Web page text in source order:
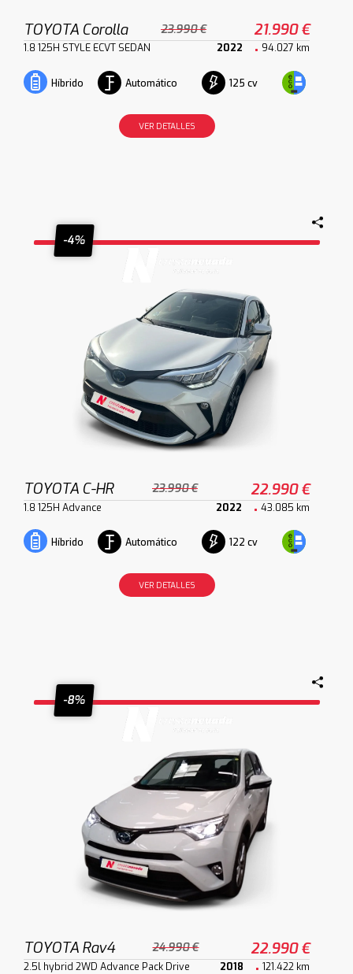
TOYOTA Corolla 23.990 € 21.990 €
1.8 125H STYLE ECVT SEDAN 2022 94.027 km
Híbrido Automático 125 cv
VER DETALLES
-4%
TOYOTA C-HR 23.990 € 22.990 €
1.8 125H Advance 2022 43.085 km
Híbrido Automático 122 cv
VER DETALLES
-8%
TOYOTA Rav4 24.990 € 22.990 €
2.5l hybrid 2WD Advance Pack Drive 2018 121.422 km